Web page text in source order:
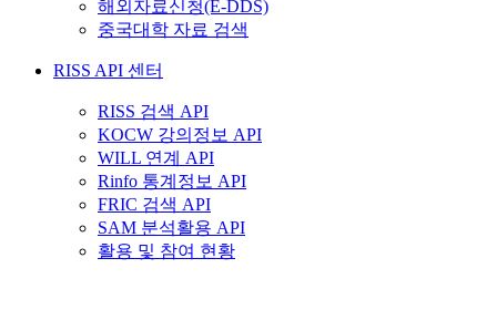
해외자료신청(E-DDS)
중국대학 자료 검색
RISS API 센터
RISS 검색 API
KOCW 강의정보 API
WILL 연계 API
Rinfo 통계정보 API
FRIC 검색 API
SAM 분석활용 API
활용 및 참여 현황